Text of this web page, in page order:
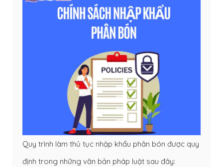
Quy trình làm thủ tục nhập khẩu phân bón được quy
định trong những văn bản pháp luật sau đây: